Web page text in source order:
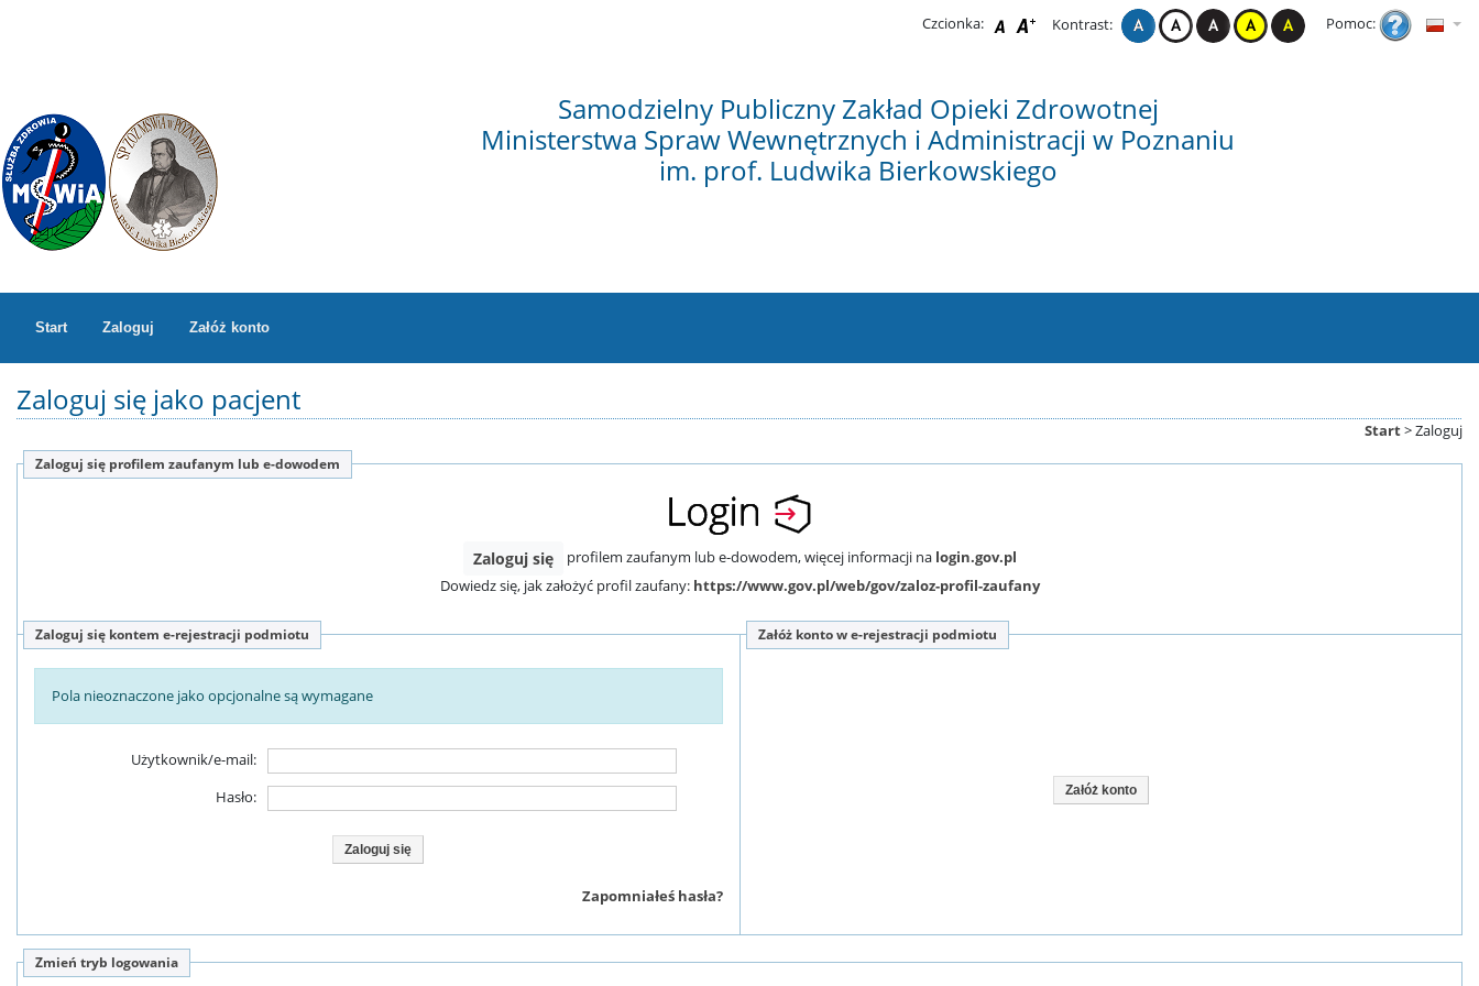
Czcionka: Kontrast: Pomoc:
Samodzielny Publiczny Zakład Opieki Zdrowotnej
Ministerstwa Spraw Wewnętrznych i Administracji w Poznaniu
im. prof. Ludwika Bierkowskiego
Start Zaloguj Załóż konto
Zaloguj się jako pacjent
Start>Zaloguj
Zaloguj się profilem zaufanym lub e-dowodem
Zaloguj się profilem zaufanym lub e-dowodem, więcej informacji na login.gov.pl
Dowiedz się, jak założyć profil zaufany: https://www.gov.pl/web/gov/zaloz-profil-zaufany
Zaloguj się kontem e-rejestracji podmiotu
Pola nieoznaczone jako opcjonalne są wymagane
Użytkownik/e-mail:
Hasło:
Zapomniałeś hasła?
Załóż konto w e-rejestracji podmiotu
Załóż konto
Zmień tryb logowania